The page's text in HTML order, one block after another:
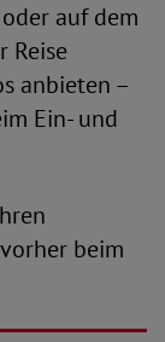
auf dem
Reise
anbieten –
Ein- und
beim